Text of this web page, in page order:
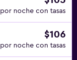
por noche con tasas
$106
por noche con tasas